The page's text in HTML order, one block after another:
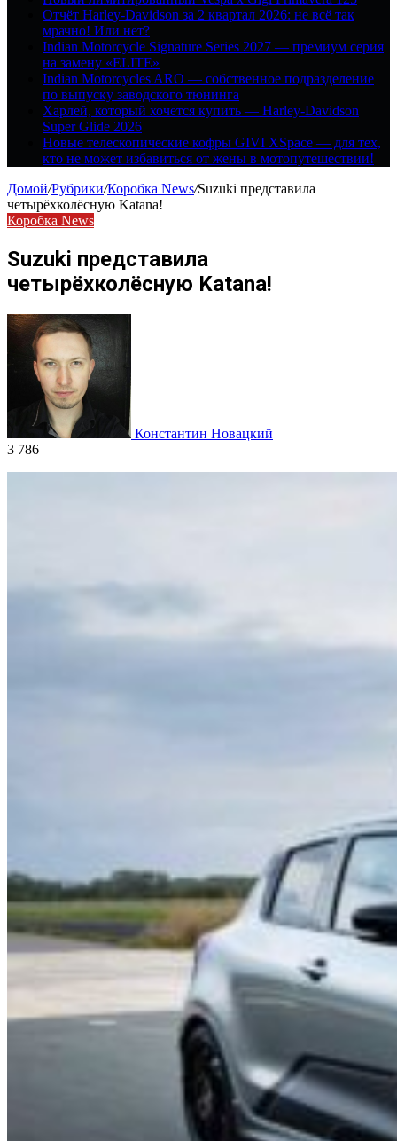
Отчёт Harley-Davidson за 2 квартал 2026: не всё так
мрачно! Или нет?
Indian Motorcycle Signature Series 2027 — премиум серия
на замену «ELITE»
Indian Motorcycles ARO — собственное подразделение
по выпуску заводского тюнинга
Харлей, который хочется купить — Harley-Davidson
Super Glide 2026
Новые телескопические кофры GIVI XSpace — для тех,
кто не может избавиться от жены в мотопутешествии!
Домой/Рубрики/Коробка News/Suzuki представила
четырёхколёсную Katana!
Коробка News
Suzuki представила
четырёхколёсную Katana!
Константин Новацкий
3 786